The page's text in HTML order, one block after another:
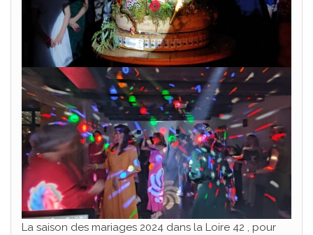
La saison des mariages 2024 dans la Loire 42 , pour